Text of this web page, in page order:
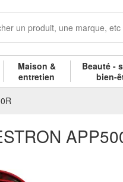
Maison &
entretien
Beauté -
bien-